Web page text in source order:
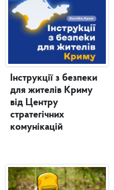
Інструкції з безпеки
для жителів Криму
від Центру
стратегічних
комунікацій